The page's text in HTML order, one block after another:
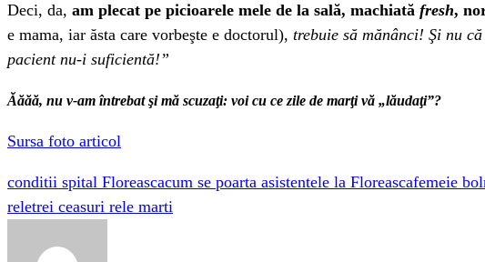
Deci, da, am plecat pe picioarele mele de la sală, machiată fresh,
e mama, iar ăsta care vorbeşte e doctorul), trebuie să mănânci! Şi nu
pacient nu-i suficientă!”
Ăăăă, nu v-am întrebat şi mă scuzaţi: voi cu ce zile de marţi vă „lăudaţi”?
Sursa foto articol
conditii spital Floreascacum se poarta asistentele la Floreascafemeie
reletrei ceasuri rele marti